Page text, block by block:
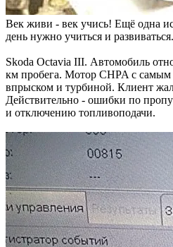
Век живи - век учись! Ещё одна
день нужно учиться и развиваться.
Skoda Octavia III. Автомобиль
км пробега. Мотор CHPA с
впрыском и турбиной. Клиент
Действительно - ошибки по
и отключению топливоподачи.